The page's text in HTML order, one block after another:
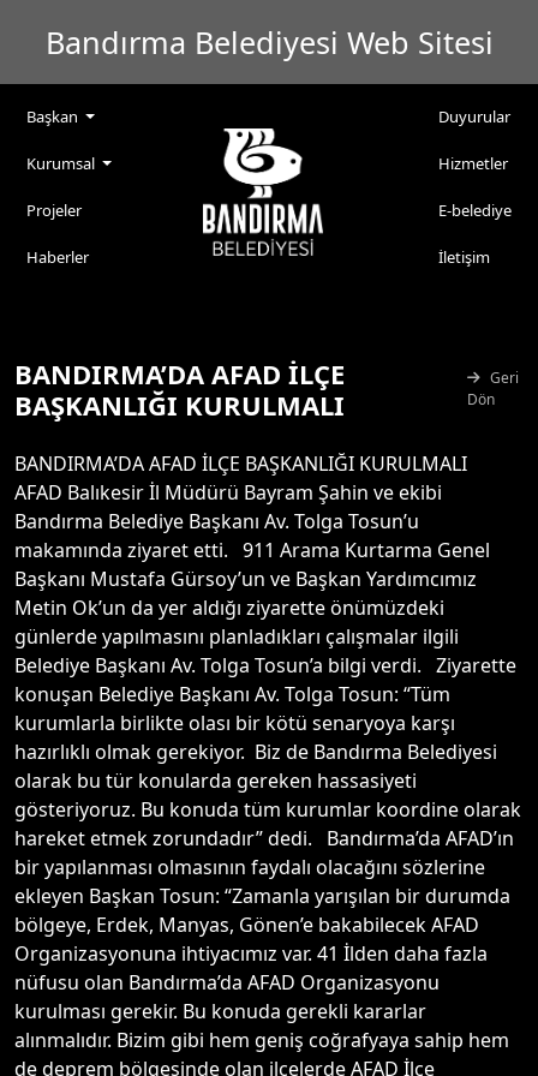
Bandırma Belediyesi Web Sitesi
Başkan
Kurumsal
Projeler
Haberler
Duyurular
Hizmetler
E-belediye
İletişim
BANDIRMA’DA AFAD İLÇE
BAŞKANLIĞI KURULMALI
Geri
Dön
BANDIRMA’DA AFAD İLÇE BAŞKANLIĞI KURULMALI
AFAD Balıkesir İl Müdürü Bayram Şahin ve ekibi
Bandırma Belediye Başkanı Av. Tolga Tosun’u
makamında ziyaret etti. 911 Arama Kurtarma Genel
Başkanı Mustafa Gürsoy’un ve Başkan Yardımcımız
Metin Ok’un da yer aldığı ziyarette önümüzdeki
günlerde yapılmasını planladıkları çalışmalar ilgili
Belediye Başkanı Av. Tolga Tosun’a bilgi verdi. Ziyarette
konuşan Belediye Başkanı Av. Tolga Tosun: “Tüm
kurumlarla birlikte olası bir kötü senaryoya karşı
hazırlıklı olmak gerekiyor. Biz de Bandırma Belediyesi
olarak bu tür konularda gereken hassasiyeti
gösteriyoruz. Bu konuda tüm kurumlar koordine olarak
hareket etmek zorundadır” dedi. Bandırma’da AFAD’ın
bir yapılanması olmasının faydalı olacağını sözlerine
ekleyen Başkan Tosun: “Zamanla yarışılan bir durumda
bölgeye, Erdek, Manyas, Gönen’e bakabilecek AFAD
Organizasyonuna ihtiyacımız var. 41 İlden daha fazla
nüfusu olan Bandırma’da AFAD Organizasyonu
kurulması gerekir. Bu konuda gerekli kararlar
alınmalıdır. Bizim gibi hem geniş coğrafyaya sahip hem
de deprem bölgesinde olan ilçelerde AFAD İlçe